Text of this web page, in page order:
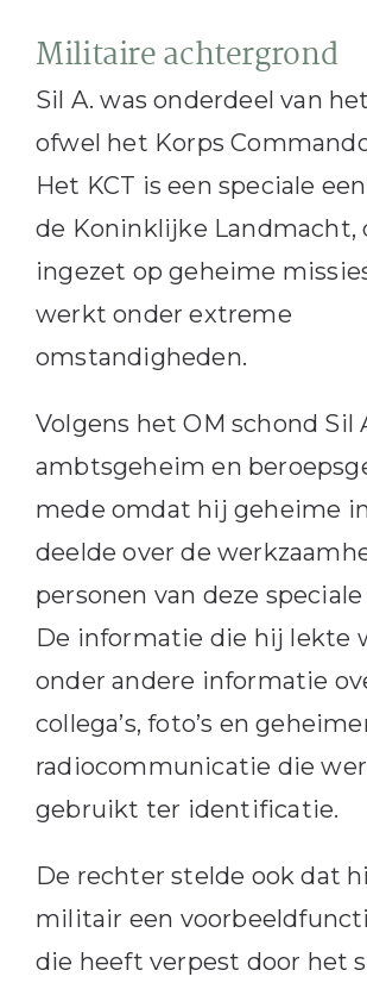
Militaire achtergrond
Sil A. was onderdeel van
ofwel het Korps
Het KCT is een speciale
de Koninklijke Landmacht,
ingezet op geheime
werkt onder extreme
omstandigheden.
Volgens het OM schond Sil
ambtsgeheim en
mede omdat hij geheime
deelde over de
personen van deze
De informatie die hij lekte
onder andere informatie
collega’s, foto’s en
radiocommunicatie die
gebruikt ter identificatie.
De rechter stelde ook dat
militair een
die heeft verpest door het